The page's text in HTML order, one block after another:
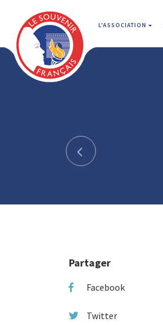
L'ASSOCIATION
Partager
Facebook
Twitter